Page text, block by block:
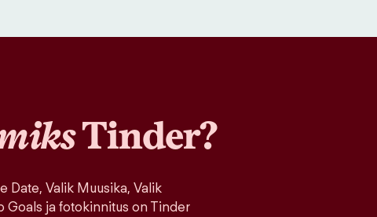
Tinder?
Date, Valik Muusika, Valik
Goals ja fotokinnitus on Tinder